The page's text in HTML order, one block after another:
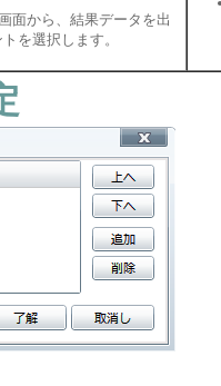
面から、結果データを出
を選択します。